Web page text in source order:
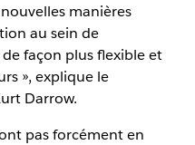
manières
au sein de
façon plus flexible et
», explique le
Darrow.
pas forcément en